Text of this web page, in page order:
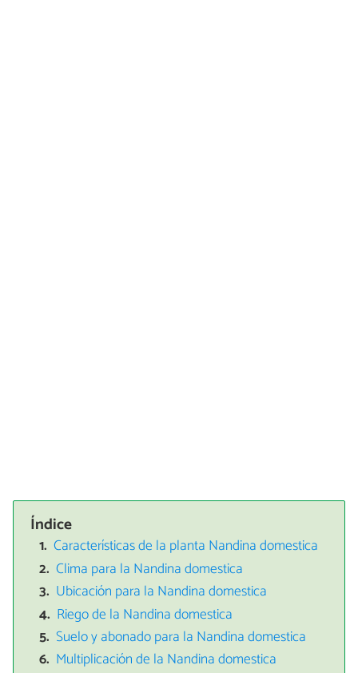
Índice
Características de la planta Nandina domestica
Clima para la Nandina domestica
Ubicación para la Nandina domestica
Riego de la Nandina domestica
Suelo y abonado para la Nandina domestica
Multiplicación de la Nandina domestica